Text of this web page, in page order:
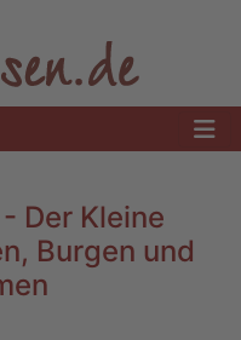
Der Kleine
Burgen und